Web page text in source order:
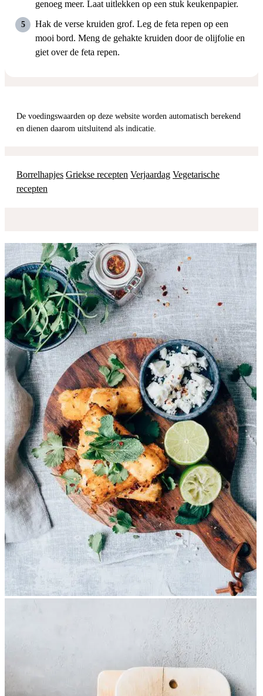
genoeg meer. Laat uitlekken op een stuk keukenpapier.
Hak de verse kruiden grof. Leg de feta repen op een
mooi bord. Meng de gehakte kruiden door de olijfolie en
giet over de feta repen.
De voedingswaarden op deze website worden automatisch berekend
en dienen daarom uitsluitend als indicatie.
Borrelhapjes Griekse recepten Verjaardag Vegetarische
recepten